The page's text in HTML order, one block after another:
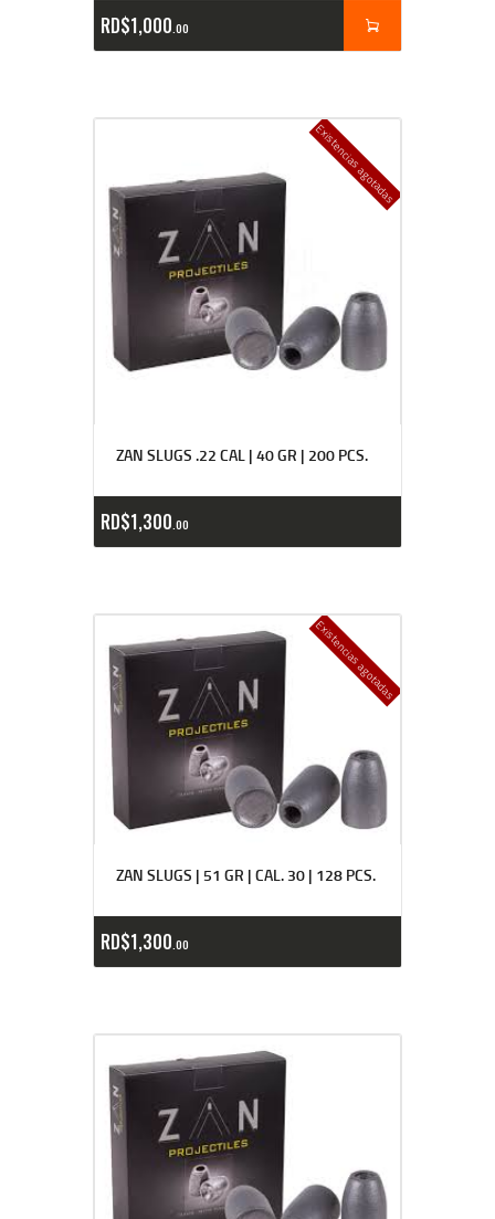
RD$1,000 00
Existencias agotadas
ZAN SLUGS .22 CAL | 40 GR | 200 PCS.
RD$1,300 00
Existencias agotadas
ZAN SLUGS | 51 GR | CAL. 30 | 128 PCS.
RD$1,300 00